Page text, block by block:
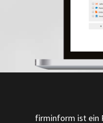
firminform ist ein